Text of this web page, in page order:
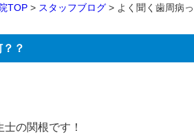
TOP > スタッフブログ > よく聞く歯周病っ
？
の関根です！